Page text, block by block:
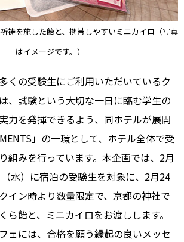
祷を施した飴と、携帯しやすいミニカイロ（写真
はイメージです。）
くの受験生にご利用いただいているク
、試験という大切な一日に臨む学生の
力を発揮できるよう、同ホテルが展開
」の一環として、ホテル全体で受
組みを行っています。本企画では、2月
水）に宿泊の受験生を対象に、2月24
イン時より数量限定で、京都の神社で
ら飴と、ミニカイロをお渡しします。
ェには、合格を願う縁起の良いメッセ